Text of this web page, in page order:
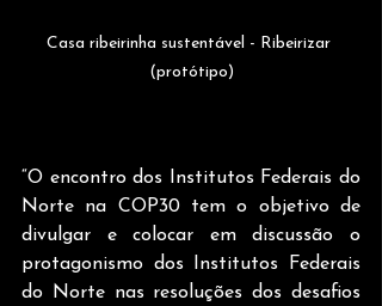
Casa ribeirinha sustentável - Ribeirizar
(protótipo)
“O encontro dos Institutos Federais do
Norte na COP30 tem o objetivo de
divulgar e colocar em discussão o
protagonismo dos Institutos Federais
do Norte nas resoluções dos desafios